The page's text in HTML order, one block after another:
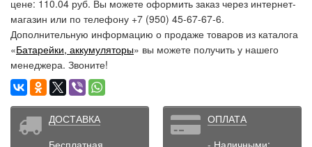
цене: 110.04 руб. Вы можете оформить заказ через интернет-
магазин или по телефону +7 (950) 45-67-67-6.
Дополнительную информацию о продаже товаров из каталога
«Батарейки, аккумуляторы» вы можете получить у нашего
менеджера. Звоните!
ДОСТАВКА
Бесплатная
ОПЛАТА
- Наличными;